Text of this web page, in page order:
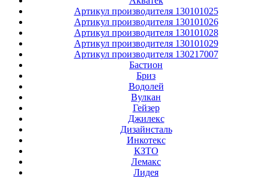
Артикул производителя 130101025
Артикул производителя 130101026
Артикул производителя 130101028
Артикул производителя 130101029
Артикул производителя 130217007
Бастион
Бриз
Водолей
Вулкан
Гейзер
Джилекс
Дизайнсталь
Инкотекс
КЗТО
Лемакс
Лидея